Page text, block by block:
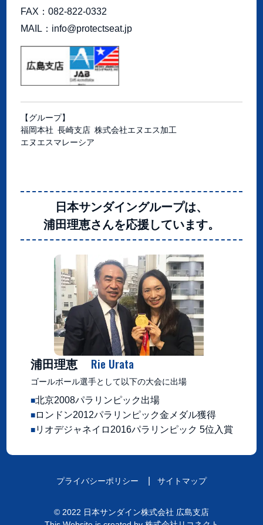
FAX
082-822-0332
MAIL
info@protectseat.jp
【グループ】
福岡本社 長崎支店 株式会社エヌエス加工
エヌエスマレーシア
日本サンダイングループは、
浦田理恵さんを応援しています。
浦田理恵 Rie Urata
ゴールボール選手として以下の大会に出場
北京2008パラリンピック出場
ロンドン2012パラリンピック金メダル獲得
リオデジャネイロ2016パラリンピック 5位入賞
プライバシーポリシー サイトマップ
© 2022 日本サンダイン株式会社 広島支店